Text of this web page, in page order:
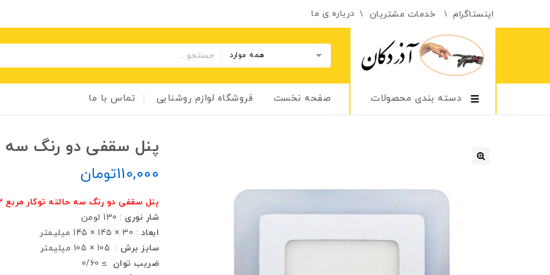
اینستاگرام خدمات مشتریان درباره ی ما
همه موارد
دسته بندی محصولات صفحه نخست فروشگاه لوازم روشنایی تماس با ما
پنل سقفی دو رنگ سه
110,000تومان
پنل سقفی دو رنگ سه حالته توكار مربع 3+6 وات سان لوکس
شار نوری : 130 لومن
ابعاد : 30 × 145 × 145 ميليمتر
سايز برش : 105 × 105 ميليمتر
ضريب توان ≥ 0/60